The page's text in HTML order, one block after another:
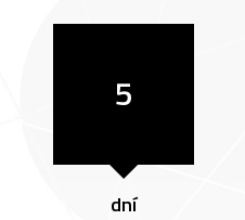
5
dní